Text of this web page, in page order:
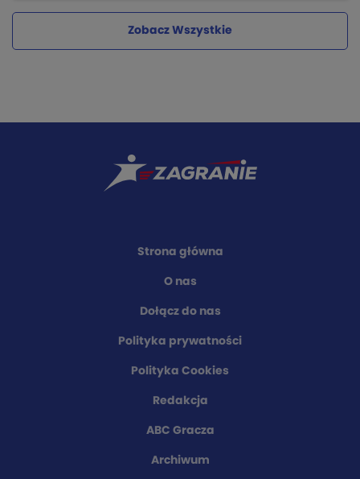
Zobacz Wszystkie
Strona główna
O nas
Dołącz do nas
Polityka prywatności
Polityka Cookies
Redakcja
ABC Gracza
Archiwum